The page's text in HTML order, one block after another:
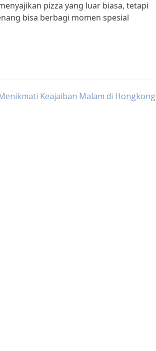
pizza yang luar biasa, tetapi
bisa berbagi momen spesial
Keajaiban Malam di Hongkong